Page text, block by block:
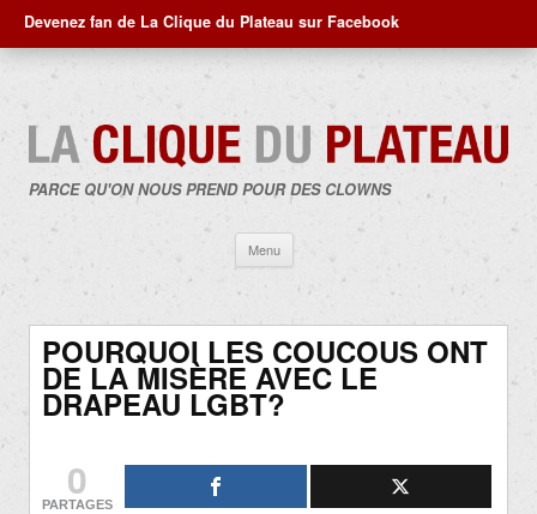
Devenez fan de La Clique du Plateau sur Facebook
PARCE QU'ON NOUS PREND POUR DES CLOWNS
Menu
contenu
POURQUOI LES COUCOUS ONT
DE LA MISÈRE AVEC LE
DRAPEAU LGBT?
0
PARTAGES